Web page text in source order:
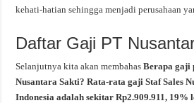
kehati-hatian sehingga menjadi perusahaan
Daftar Gaji PT
Selanjutnya kita akan membahasBerapa gaji
Nusantara Sakti? Rata-rata gaji Staf Sales
Indonesia adalah sekitar Rp2.909.911,